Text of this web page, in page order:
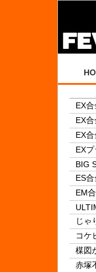
EX合
EX合
EX
EX
BIG
ES合
EM
じゃ
コケ
楳図
赤塚